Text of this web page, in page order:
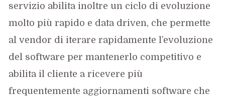
servizio abilita inoltre un ciclo di evoluzione
molto più rapido e data driven, che permette
al vendor di iterare rapidamente l’evoluzione
del software per mantenerlo competitivo e
abilita il cliente a ricevere più
frequentemente aggiornamenti software che